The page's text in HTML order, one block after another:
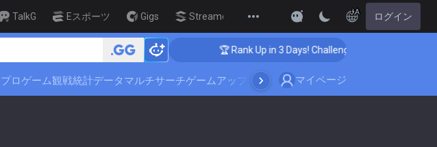
TalkG Eスポーツ Gigs Streamer Overlay JA ログイン
🏆 Rank Up in 3 Days! Challenger Coaching
プロゲーム観戦統計データ マルチサーチゲームアップデート マイページ